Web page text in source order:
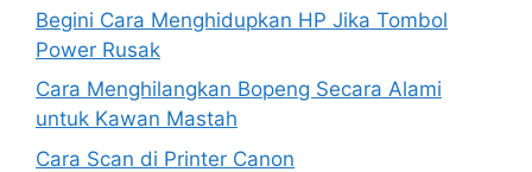
Begini Cara Menghidupkan HP Jika Tombol
Power Rusak
Cara Menghilangkan Bopeng Secara Alami
untuk Kawan Mastah
Cara Scan di Printer Canon